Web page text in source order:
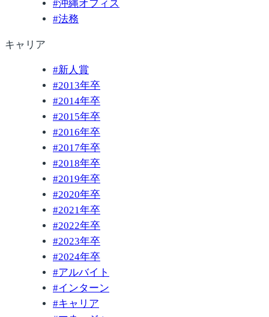
#沖縄オフィス
#法務
キャリア
#新人賞
#2013年卒
#2014年卒
#2015年卒
#2016年卒
#2017年卒
#2018年卒
#2019年卒
#2020年卒
#2021年卒
#2022年卒
#2023年卒
#2024年卒
#アルバイト
#インターン
#キャリア